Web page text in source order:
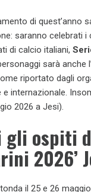
di quest’anno
saranno celebrati
di calcio italiani,
sarà anche
riportato dagli
e internazionale.
2026 a Jesi).
ospiti
2026’
il 25 e 26